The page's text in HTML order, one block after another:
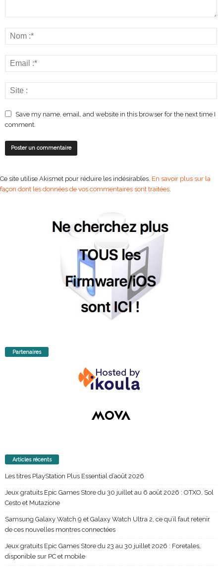
Save my name, email, and website in this browser for the next time I
comment.
Ce site utilise Akismet pour réduire les indésirables. En savoir plus sur la
façon dont les données de vos commentaires sont traitées.
Partenaires
Articles récents
Les titres PlayStation Plus Essential d’août 2026
Jeux gratuits Epic Games Store du 30 juillet au 6 août 2026 : OTXO, Sol
Cesto et Mutazione
Samsung Galaxy Watch 9 et Galaxy Watch Ultra 2, ce qu’il faut retenir
de ces nouvelles montres connectées
Jeux gratuits Epic Games Store du 23 au 30 juillet 2026 : Foretales,
disponible sur PC et mobile